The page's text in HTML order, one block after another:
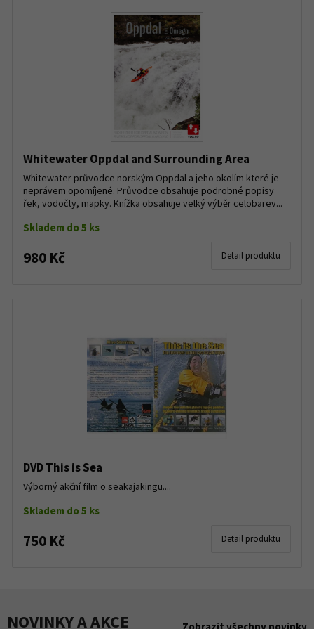
Whitewater Oppdal and Surrounding Area
Whitewater průvodce norským Oppdal a jeho okolím které je
neprávem opomíjené. Průvodce obsahuje podrobné popisy
řek, vodočty, mapky. Knížka obsahuje velký výběr celobarev...
Skladem do 5 ks
980 Kč Detail produktu
DVD This is Sea
Výborný akční film o seakajakingu....
Skladem do 5 ks
750 Kč Detail produktu
NOVINKY A AKCE